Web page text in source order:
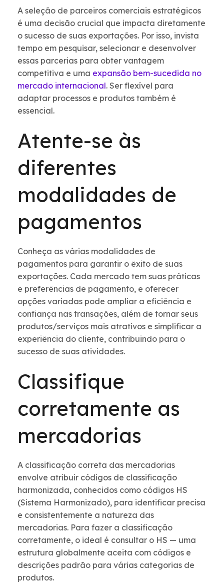
A seleção de parceiros comerciais estratégicos
é uma decisão crucial que impacta diretamente
o sucesso de suas exportações. Por isso, invista
tempo em pesquisar, selecionar e desenvolver
essas parcerias para obter vantagem
competitiva e uma expansão bem-sucedida no
mercado internacional. Ser flexível para
adaptar processos e produtos também é
essencial.
Atente-se às
diferentes
modalidades de
pagamentos
Conheça as várias modalidades de
pagamentos para garantir o êxito de suas
exportações. Cada mercado tem suas práticas
e preferências de pagamento, e oferecer
opções variadas pode ampliar a eficiência e
confiança nas transações, além de tornar seus
produtos/serviços mais atrativos e simplificar a
experiência do cliente, contribuindo para o
sucesso de suas atividades.
Classifique
corretamente as
mercadorias
A classificação correta das mercadorias
envolve atribuir códigos de classificação
harmonizada, conhecidos como códigos HS
(Sistema Harmonizado), para identificar precisa
e consistentemente a natureza das
mercadorias. Para fazer a classificação
corretamente, o ideal é consultar o HS — uma
estrutura globalmente aceita com códigos e
descrições padrão para várias categorias de
produtos.